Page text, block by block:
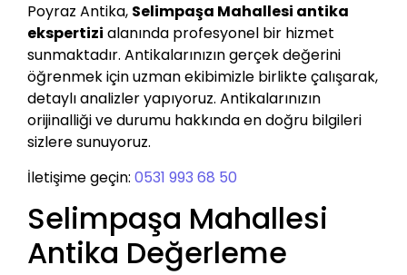
Poyraz Antika, Selimpaşa Mahallesi antika
ekspertizi alanında profesyonel bir hizmet
sunmaktadır. Antikalarınızın gerçek değerini
öğrenmek için uzman ekibimizle birlikte çalışarak,
detaylı analizler yapıyoruz. Antikalarınızın
orijinalliği ve durumu hakkında en doğru bilgileri
sizlere sunuyoruz.
İletişime geçin: 0531 993 68 50
Selimpaşa Mahallesi
Antika Değerleme